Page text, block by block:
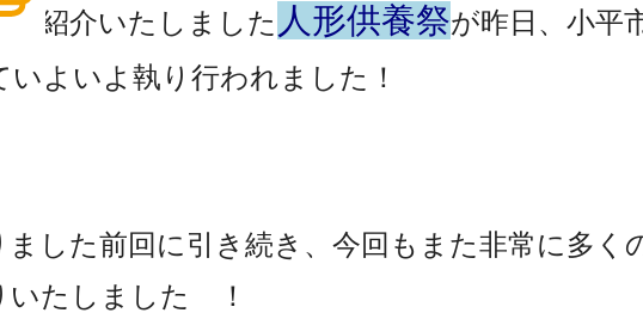
紹介いたしました 人形供養祭が昨日、小平
いよいよ執り行われました！
した前回に引き続き、今回もまた非常に多く
いたしました ！